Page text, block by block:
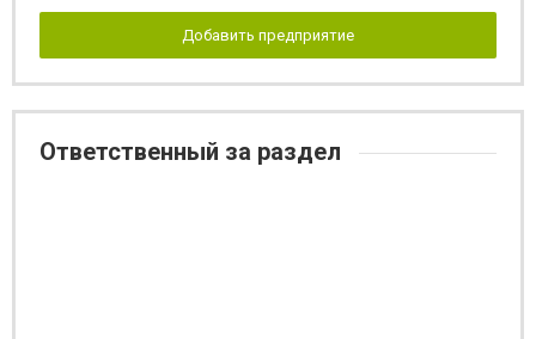
Добавить предприятие
Ответственный за раздел